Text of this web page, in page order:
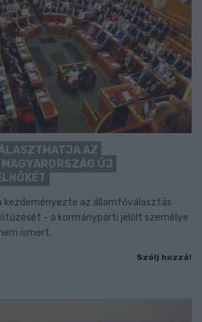
AZ
ÚJ
kezdeményezte az államfőválasztás
- a kormánypárti jelölt személye
ismert.
Szólj hozzá!